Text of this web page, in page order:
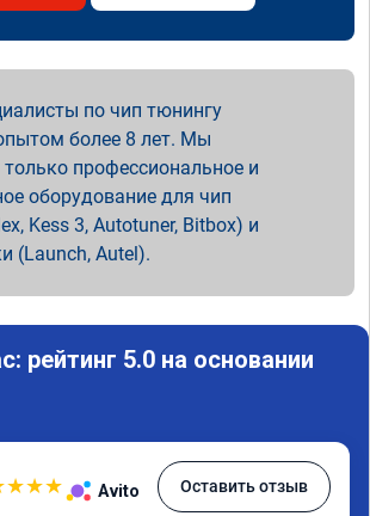
по чип тюнингу
более 8 лет. Мы
профессиональное и
оборудование для чип
Kess 3, Autotuner, Bitbox) и
(Launch, Autel).
рейтинг 5.0 на основании
★★★ Avito Оставить отзыв